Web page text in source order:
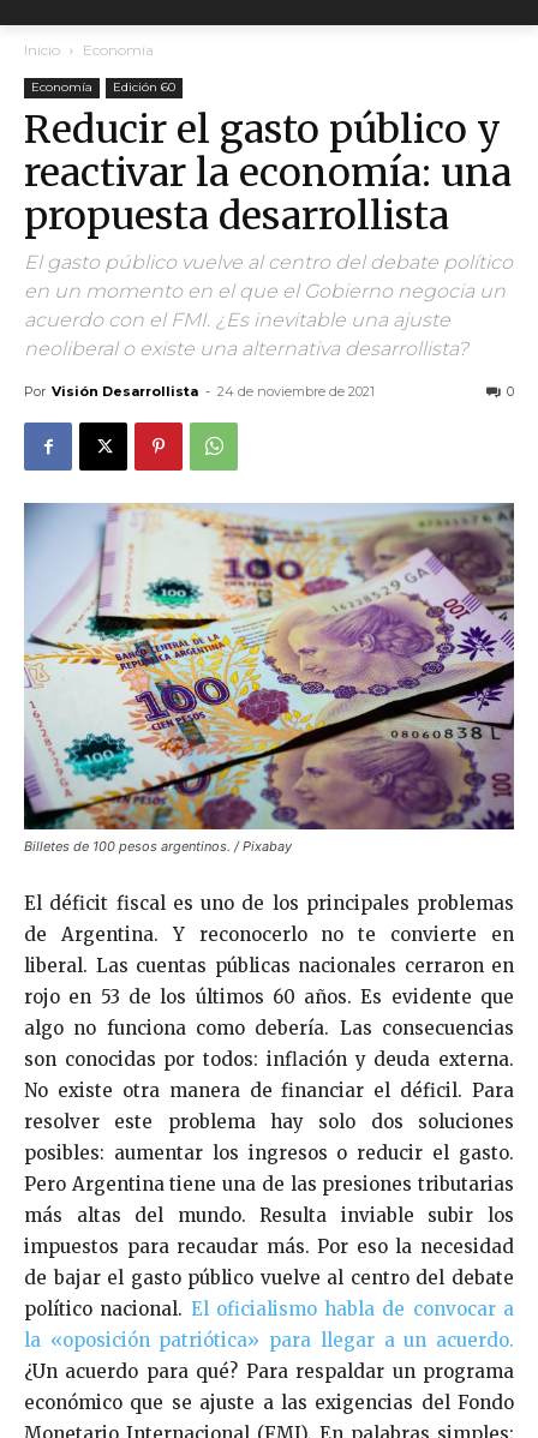
Inicio Economía
Economía Edición 60
Reducir el gasto público y
reactivar la economía: una
propuesta desarrollista
El gasto público vuelve al centro del debate político
en un momento en el que el Gobierno negocia un
acuerdo con el FMI. ¿Es inevitable una ajuste
neoliberal o existe una alternativa desarrollista?
Por Visión Desarrollista - 24 de noviembre de 2021 0
Billetes de 100 pesos argentinos. / Pixabay
El déficit fiscal es uno de los principales problemas
de Argentina. Y reconocerlo no te convierte en
liberal. Las cuentas públicas nacionales cerraron en
rojo en 53 de los últimos 60 años. Es evidente que
algo no funciona como debería. Las consecuencias
son conocidas por todos: inflación y deuda externa.
No existe otra manera de financiar el déficil. Para
resolver este problema hay solo dos soluciones
posibles: aumentar los ingresos o reducir el gasto.
Pero Argentina tiene una de las presiones tributarias
más altas del mundo. Resulta inviable subir los
impuestos para recaudar más. Por eso la necesidad
de bajar el gasto público vuelve al centro del debate
político nacional. El oficialismo habla de convocar a
la «oposición patriótica» para llegar a un acuerdo.
¿Un acuerdo para qué? Para respaldar un programa
económico que se ajuste a las exigencias del Fondo